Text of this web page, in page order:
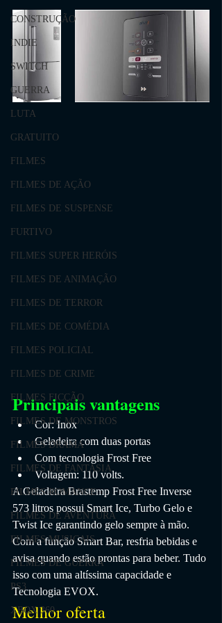
CONSTRUÇÃO
INDIE
SWITCH
GUERRA
LUTA
GRATUITO
FILMES
FILMES DE AÇÃO
FILMES DE SUSPENSE
FURTIVO
FILMES SUPER HERÓIS
FILMES DE ANIMAÇÃO
FILMES DE TERROR
FILMES DE COMÉDIA
FILMES POLICIAL
FILMES DE CRIME
FILMES FICÇÃO
FILMES DE MONSTROS
FILMES DRAMA
FILMES DE FANTASIA
FILMES ROMANCE
FILMES DE AVENTURA
FILMES MUSICAIS
FILMES DE GUERRA
PS3
XBOX 360
Principais vantagens
Cor: Inox
Geladeira com duas portas
Com tecnologia Frost Free
Voltagem: 110 volts.
A Geladeira Brastemp Frost Free Inverse
573 litros possui Smart Ice, Turbo Gelo e
Twist Ice garantindo gelo sempre à mão.
Com a função Smart Bar, resfria bebidas e
avisa quando estão prontas para beber. Tudo
isso com uma altíssima capacidade e
Tecnologia EVOX.
Melhor oferta